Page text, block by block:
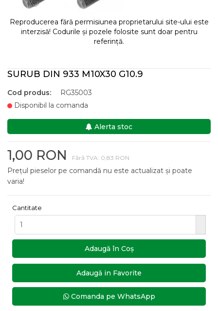
Reproducerea fără permisiunea proprietarului site-ului este
interzisă! Codurile și pozele folosite sunt doar pentru
referință.
SURUB DIN 933 M10X30 G10.9
Cod produs:
RG35003
Disponibil la comanda
Alerta stoc
1,00 RON Fără TVA: 0,83 RON
Prețul pieselor pe comandă nu este actualizat și poate
varia!
Cantitate
Adaugă în Coş
Adaugă in Favorite
Comanda pe WhatsApp